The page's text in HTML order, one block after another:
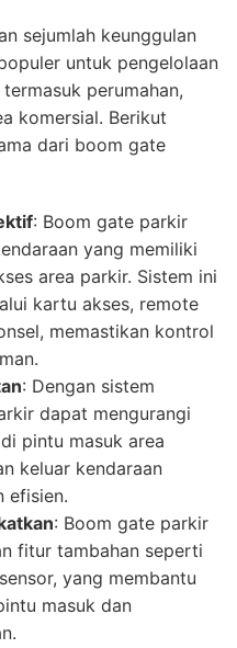
sejumlah keunggulan
untuk pengelolaan
perumahan,
komersial. Berikut
dari boom gate
: Boom gate parkir
yang memiliki
area parkir. Sistem ini
kartu akses, remote
memastikan kontrol
: Dengan sistem
dapat mengurangi
pintu masuk area
keluar kendaraan
efisien.
: Boom gate parkir
fitur tambahan seperti
yang membantu
masuk dan